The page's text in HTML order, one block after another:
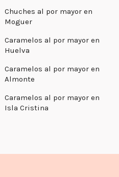
Chuches al por mayor en
Moguer
Caramelos al por mayor en
Huelva
Caramelos al por mayor en
Almonte
Caramelos al por mayor en
Isla Cristina